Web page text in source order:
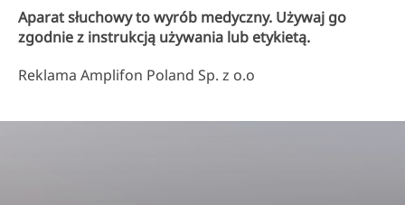
Aparat słuchowy to wyrób medyczny. Używaj go
zgodnie z instrukcją używania lub etykietą.
Reklama Amplifon Poland Sp. z o.o